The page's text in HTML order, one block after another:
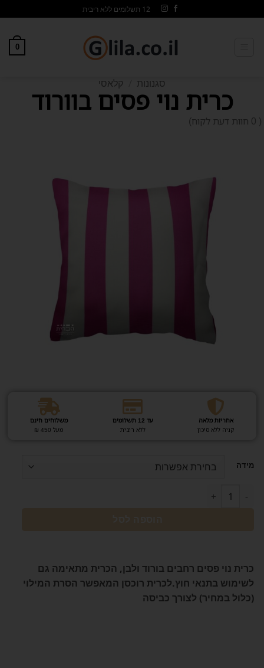
12 תשלומים ללא ריבית
0
סגנונות קלאסי
כרית נוי פסים בוורוד
( 0 חוות דעת לקוח)
אחריות מלאה
קניה ללא סיכון
עד 12 תשלומים
ללא ריבית
משלוחים חינם
מעל 450 ₪
מידה
כרית נוי פסים רחבים בורוד ולבן, הכרית מתאימה גם
לשימוש בתנאי חוץ.לכרית רוכסן המאפשר הסרת המילוי
(כלול במחיר) לצורך כביסה